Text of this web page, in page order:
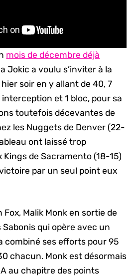
mois de décembre déjà
Jokic a voulu s’inviter à la
soir en y allant de 40, 7
interception et 1 bloc, pour sa
toutefois décevantes de
les Nuggets de Denver (22-
ont laissé trop
Kings de Sacramento (18-15)
par un seul point eux
Fox, Malik Monk en sortie de
qui opère avec un
combiné ses efforts pour 95
chacun. Monk est désormais
au chapitre des points